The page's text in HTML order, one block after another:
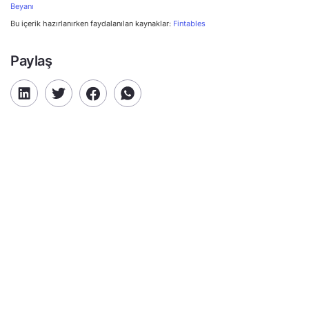
Beyanı
Bu içerik hazırlanırken faydalanılan kaynaklar: Fintables
Paylaş